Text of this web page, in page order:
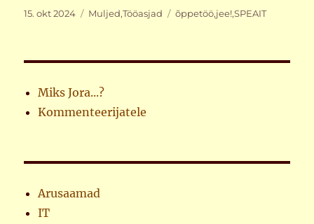
Postitatud
15. okt 2024 Rubriigid
Muljed,Tööasjad Sildid
õppetöö,jee!,SPEAIT
Miks Jora...?
Kommenteerijatele
Arusaamad
IT